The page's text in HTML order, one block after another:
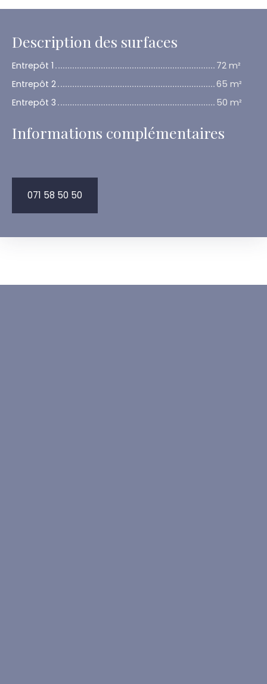
Description des surfaces
Entrepôt 1
72 m²
Entrepôt 2
65 m²
Entrepôt 3
50 m²
Informations complémentaires
071 58 50 50